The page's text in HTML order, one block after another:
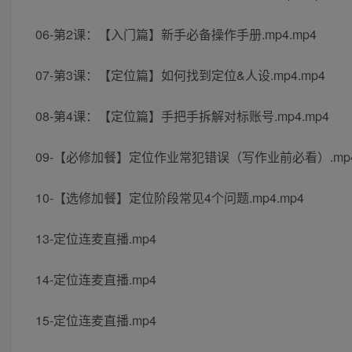
06-第2课：【入门篇】新手必备操作手册.mp4.mp4
07-第3课：【定位篇】如何找到定位&人设.mp4.mp4
08-第4课：【定位篇】手把手拆解对标账号.mp4.mp4
09-【必修加餐】定位作业常犯错误（写作业前必看）
10-【选修加餐】定位阶段常见4个问题.mp4.mp4
13-定位连麦直播.mp4
14-定位连麦直播.mp4
15-定位连麦直播.mp4